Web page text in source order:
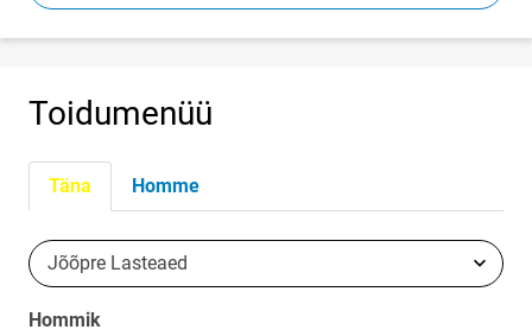
Toidumenüü
Täna Homme
Vali asukoht
Jõõpre Lasteaed
Hommik